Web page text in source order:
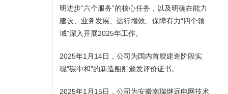
明进步“六个服务”的核心任务，以及明确在能力
建设、业务发展、运行增效、保障有力“四个领
域”深入开展2025年工作。
2025年1月14日，公司为国内首艘建造阶段实
现“碳中和”的新造船舶颁发评价证书。
2025年1月15日，公司为安徽南瑞继远电网技术